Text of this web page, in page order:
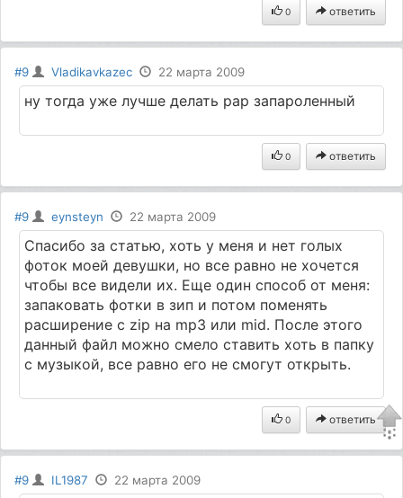
0 ответить
#9 Vladikavkazec 22 марта 2009
ну тогда уже лучше делать рар запароленный
0 ответить
#9 eynsteyn 22 марта 2009
Спасибо за статью, хоть у меня и нет голых
фоток моей девушки, но все равно не хочется
чтобы все видели их. Еще один способ от меня:
запаковать фотки в зип и потом поменять
расширение с zip на mp3 или mid. После этого
данный файл можно смело ставить хоть в папку
с музыкой, все равно его не смогут открыть.
0 ответить
#9 IL1987 22 марта 2009